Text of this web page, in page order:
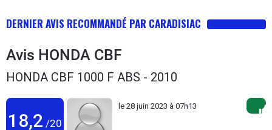
DERNIER AVIS RECOMMANDÉ PAR CARADISIAC
Avis HONDA CBF
HONDA CBF 1000 F ABS - 2010
18,2 /20
le 28 juin 2023 à 07h13